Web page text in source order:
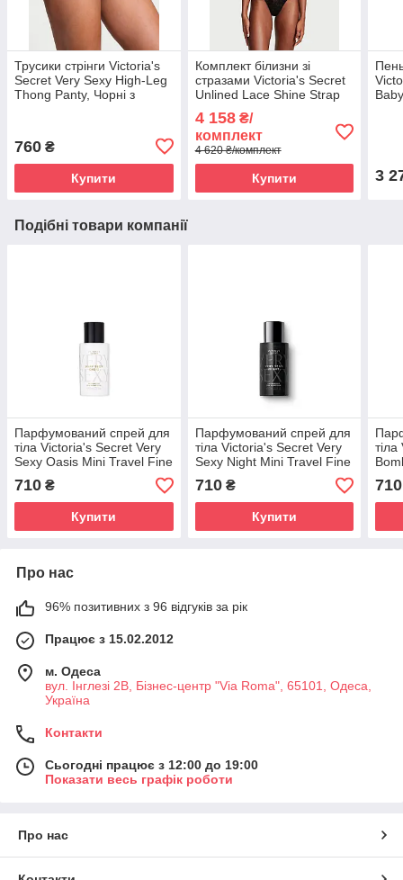
Трусики стрінги Victoria's
Secret Very Sexy High-Leg
Thong Panty, Чорні з
760 ₴
Купити
Комплект білизни зі
стразами Victoria's Secret
Unlined Lace Shine Strap
4 158₴/
комплект
4 620 ₴/комплект
Купити 3
Подібні товари компанії
Парфумований спрей для
тіла Victoria's Secret Very
Sexy Oasis Mini Travel Fine
Fragrance Mist 75ml
710 ₴
Купити
Парфумований спрей для
тіла Victoria's Secret Very
Sexy Night Mini Travel Fine
Fragrance Mist 75ml
710₴
Купити
710
Про нас
96% позитивних з 96 відгуків за рік
Працює з 15.02.2012
м. Одеса
вул. Інглезі 2В, Бізнес-центр "Via Roma", 65101, Одеса,
Україна
Контакти
Сьогодні працює з 12:00 до 19:00
Показати весь графік роботи
Про нас